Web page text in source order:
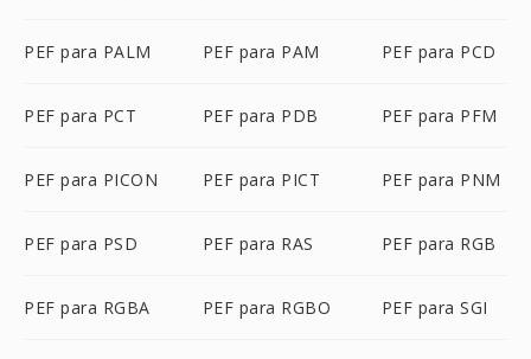
PEF para PALM PEF para PAM PEF para PCD
PEF para PCT PEF para PDB PEF para PFM
PEF para PICON PEF para PICT PEF para PNM
PEF para PSD PEF para RAS PEF para RGB
PEF para RGBA PEF para RGBO PEF para SGI